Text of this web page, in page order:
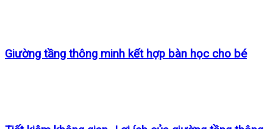
Giường tầng thông minh kết hợp bàn học cho bé